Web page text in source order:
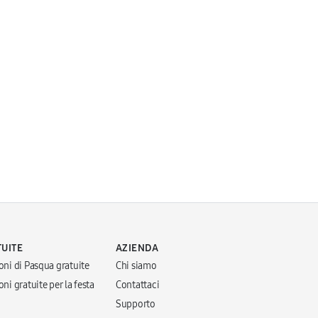
di Pasqua gratuite
gratuite per la festa
AZIENDA
Chi siamo
Contattaci
Supporto